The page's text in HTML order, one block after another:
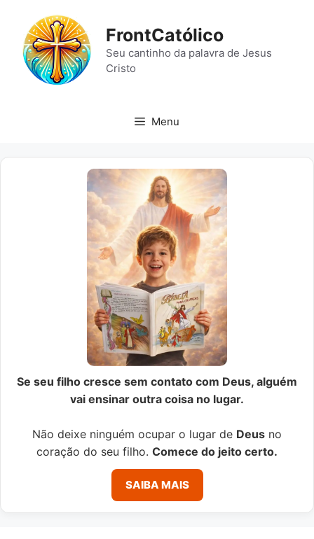
conteúdo
FrontCatólico
Seu cantinho da palavra de Jesus
Cristo
Menu
Se seu filho cresce sem contato com Deus, alguém
vai ensinar outra coisa no lugar.
Não deixe ninguém ocupar o lugar de Deus no
coração do seu filho. Comece do jeito certo.
SAIBA MAIS